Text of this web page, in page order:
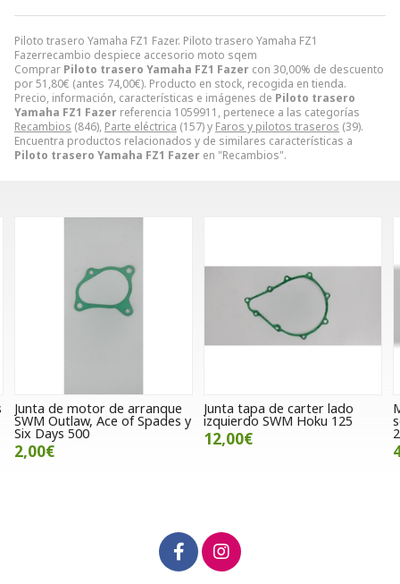
Piloto trasero Yamaha FZ1 Fazer. Piloto trasero Yamaha FZ1
Fazerrecambio despiece accesorio moto sqem
Comprar Piloto trasero Yamaha FZ1 Fazer con 30,00% de descuento
por51,80€ (antes 74,00€). Producto en stock, recogida en tienda.
Precio, información, características e imágenes de Piloto trasero
Yamaha FZ1 Fazer referencia 1059911, pertenece a las categorías
Recambios (846), Parte eléctrica (157) y Faros y pilotos traseros (39).
Encuentra productos relacionados y de similares características a
Piloto trasero Yamaha FZ1 Fazer en "Recambios".
arranque
of Spades y
Junta tapa de carter lado
izquierdo SWM Hoku 125
Maneta de
soporte SWM RS